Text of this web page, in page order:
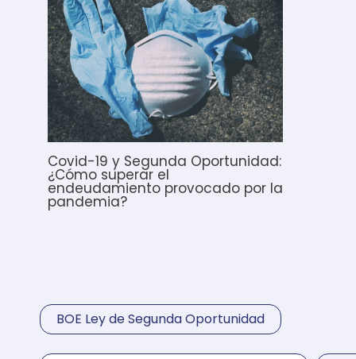
Covid-19 y Segunda Oportunidad:
¿Cómo superar el
endeudamiento provocado por la
pandemia?
BOE Ley de Segunda Oportunidad